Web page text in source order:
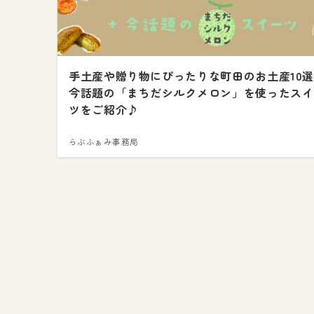
手土産や贈り物にぴったりな町田のお土産10
今話題の「まちだシルクメロン」を使ったス
ツをご紹介♪
らぶふぁみ事務局